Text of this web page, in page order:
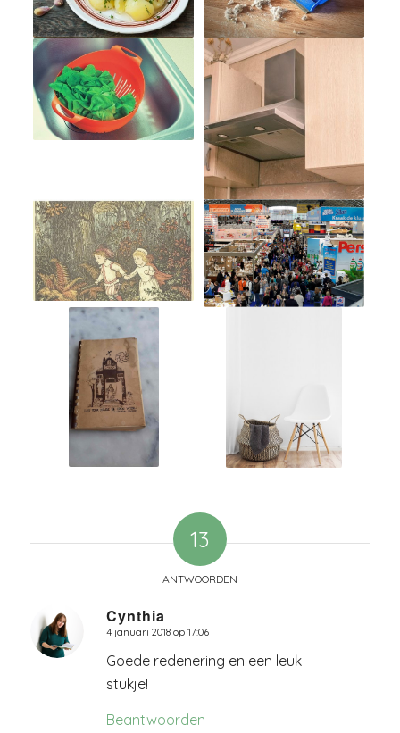
13
ANTWOORDEN
Cynthia
zegt:
4 januari 2018 op 17:06
Goede redenering en een leuk
stukje!
Beantwoorden